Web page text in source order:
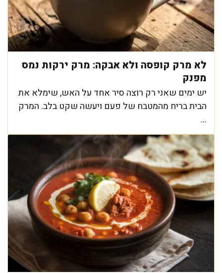
לא מרק קופסה ולא אבקה: מרק ירקות נמס
מפנק
יש ימים שאני רק רוצה סיר אחד על האש, שימלא את
הבית בריח מהמטבח של פעם ויעשה שקט בלב. המרק
...